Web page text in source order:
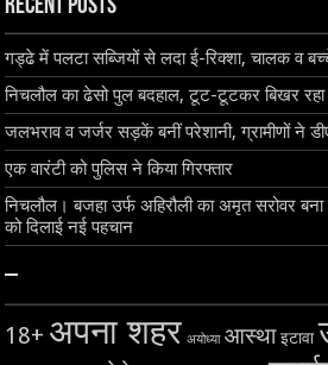
Recent Posts
गड्ढे में पलटा सब्जियों से लदा ई-रिक्शा, चालक व
निचलौल का ढेसो पुल बदहाल, टूट-टूटकर बिखर रहा
जलभराव व जर्जर सड़कें बनीं परेशानी, ग्रामीणों ने
एक वारंटी को पुलिस ने किया गिरफ्तार
निचलौल। बजहा उर्फ अहिरौली का अमृत सरोवर
को दिलाई नई पहचान
–
18+ अपना शहर अयोध्या आस्था इटावा